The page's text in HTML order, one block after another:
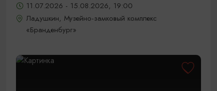
11.07.2026 - 15.08.2026, 19:00
Ладушкин, Музейно-замковый комплекс
«Бранденбург»